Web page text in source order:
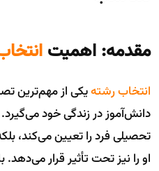
مقدمه: اهمیت
انتخاب رشتهیکی از مهم‌ترین
دانش‌آموز در زندگی خود
تحصیلی فرد را تعیین می‌کند،
او را نیز تحت تأثیر قرار